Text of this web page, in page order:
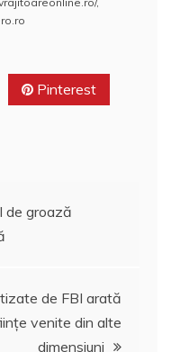
Pinterest
de groază
de FBI arată
venite din alte
dimensiuni